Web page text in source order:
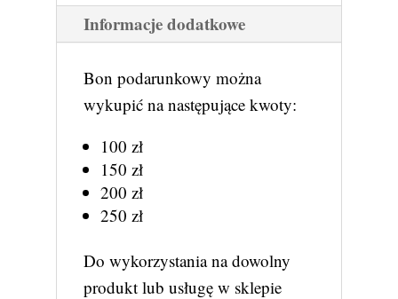
Informacje dodatkowe
Bon podarunkowy można
wykupić na następujące kwoty:
100 zł
150 zł
200 zł
250 zł
Do wykorzystania na dowolny
produkt lub usługę w sklepie